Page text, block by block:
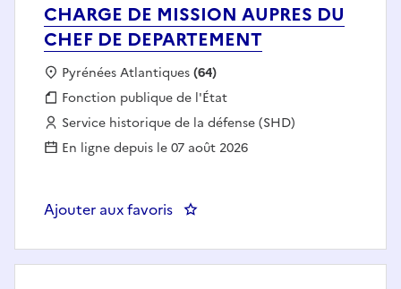
CHARGE DE MISSION AUPRES DU
CHEF DE DEPARTEMENT
Localisation :
Pyrénées Atlantiques(64)
Fonction publique :
Fonction publique de l'État
Employeur :
Service historique de la défense (SHD)
En ligne depuis le 07 août 2026
Ajouter aux favoris : CHARGE DE MISSION